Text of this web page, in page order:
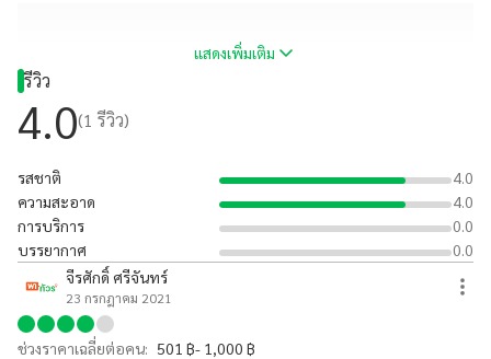
แสดงเพิ่มเติม
รีวิว
4.0(1 รีวิว)
รสชาติ
4.0
ความสะอาด
4.0
การบริการ
0.0
บรรยากาศ
0.0
จีรศักดิ์ ศรีจันทร์
23 กรกฎาคม 2021
ช่วงราคาเฉลี่ยต่อคน: 501 ฿- 1,000 ฿